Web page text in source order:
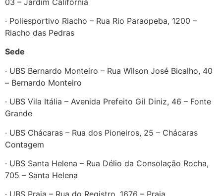
· Poliesportivo Riacho – Rua Rio Paraopeba, 1200 –
Riacho das Pedras
Sede
· UBS Bernardo Monteiro – Rua Wilson José Bicalho, 40
– Bernardo Monteiro
· UBS Vila Itália – Avenida Prefeito Gil Diniz, 46 – Fonte
Grande
· UBS Chácaras – Rua dos Pioneiros, 25 – Chácaras
Contagem
· UBS Santa Helena – Rua Délio da Consolação Rocha,
705 – Santa Helena